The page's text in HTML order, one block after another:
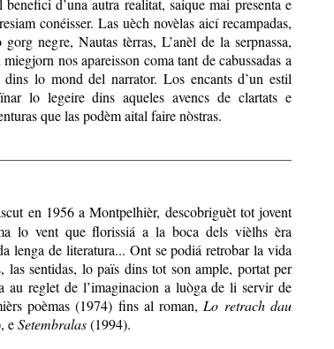
d’una autra realitat, saique mai presenta e
conéisser. Las uèch novèlas aicí recampadas,
negre, Nautas tèrras, L’anèl de la serpnassa,
nos apareisson coma tant de cabussadas a
dins lo mond del narrator. Los encants d’un estil
lo legeire dins aqueles avencs de clartats e
que las podèm aital faire nòstras.
en 1956 a Montpelhièr, descobriguèt tot jovent
lo vent que florissiá a la boca dels vièlhs èra
lenga de literatura... Ont se podiá retrobar la vida
las sentidas, lo païs dins tot son ample, portat per
au reglet de l’imaginacion a luòga de li servir de
poèmas (1974) fins al roman, Lo retrach dau
eSetembralas(1994).